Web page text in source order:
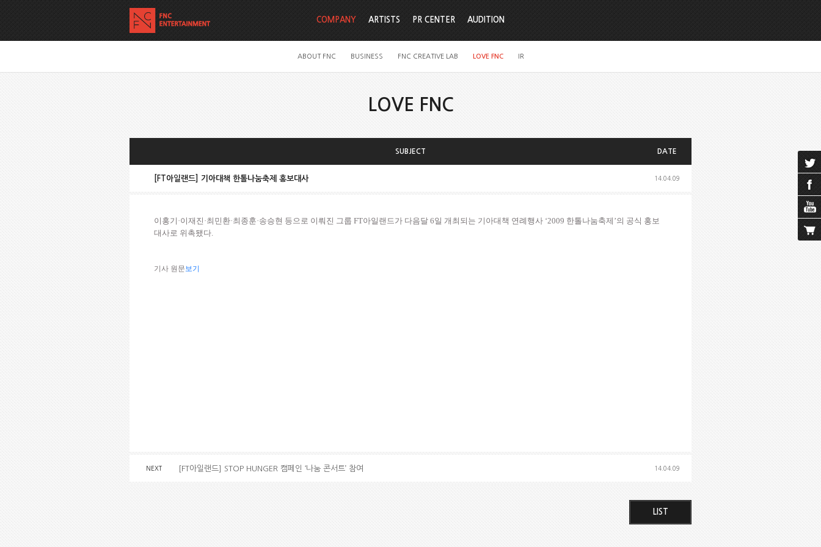
COMPANY
ABOUT FNC BUSINESS FNC CREATIVE LAB LOVE FNC IR
ARTISTS PR CENTER AUDITION
LOVE FNC
SUBJECT DATE
[FT아일랜드] 기아대책 한톨나눔축제 홍보대사 14.04.09
이홍기 ·이재진 ·최민환·최종훈·송승현 등으로 이뤄진 그룹 FT아일랜드가 다음달 6일 개최되는 기아대책 연례행사 ‘2009 한톨나눔축제 ’의 공식 홍보
대사로 위촉됐다.
기사 원문보기
NEXT [FT아일랜드] STOP HUNGER 캠페인 ‘나눔 콘서트’ 참여 14.04.09
LIST